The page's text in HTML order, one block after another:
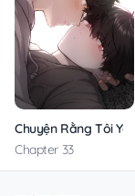
Chuyện Rằng Tôi Yêu
Chapter 33